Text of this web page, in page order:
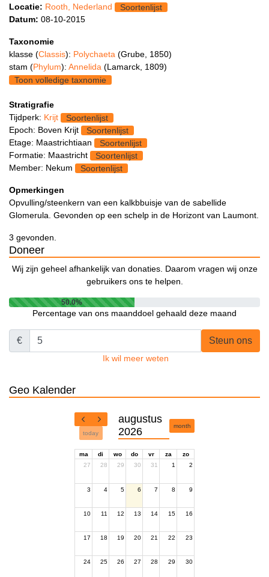
Locatie: Rooth, Nederland
Soortenlijst
Datum: 08-10-2015
Taxonomie
klasse (Classis): Polychaeta (Grube, 1850)
stam (Phylum): Annelida (Lamarck, 1809)
Toon volledige taxnomie
Stratigrafie
Tijdperk: Krijt
Soortenlijst
Epoch: Boven Krijt
Soortenlijst
Etage: Maastrichtiaan
Soortenlijst
Formatie: Maastricht
Soortenlijst
Member: Nekum
Soortenlijst
Opmerkingen
Opvulling/steenkern van een kalkbbuisje van de sabellide
Glomerula. Gevonden op een schelp in de Horizont van Laumont.
3 gevonden.
Doneer
Wij zijn geheel afhankelijk van donaties. Daarom vragen wij onze
gebruikers ons te helpen.
50.0%
Percentage van ons maanddoel gehaald deze maand
€ Steun ons
Ik wil meer weten
Geo Kalender
today
augustus
2026
month
ma di wo do vr za
zo
27
28 29 30 31 1 2
3 4 5 6 7 8 9
10 11 12 13 14 15 16
17 18 19 20 21 22 23
24 25 26 27 28 29 30